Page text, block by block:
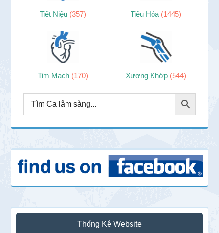
Tiết Niệu (357) Tiêu Hóa (1445)
Tim Mạch (170) Xương Khớp (544)
Thống Kê Website